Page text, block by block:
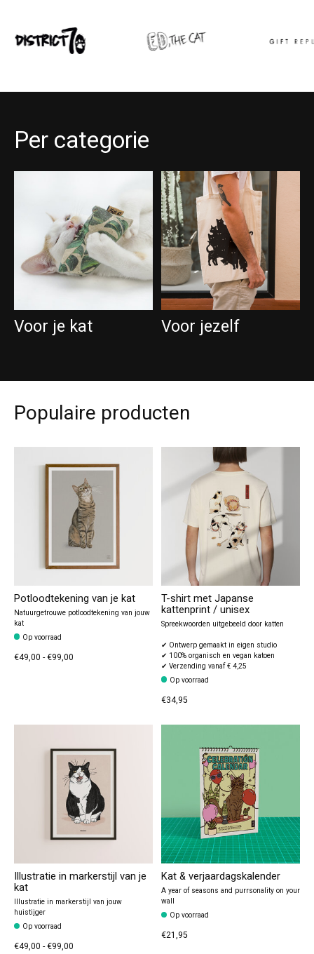
Per categorie
Voor je kat Voor jezelf
Populaire producten
Potloodtekening van je kat
Natuurgetrouwe potloodtekening van jouw
kat
Op voorraad
€49,00 - €99,00
T-shirt met Japanse
kattenprint / unisex
Spreekwoorden uitgebeeld door katten
✔ Ontwerp gemaakt in eigen studio
✔ 100% organisch en vegan katoen
✔ Verzending vanaf € 4,25
Op voorraad
€34,95
Illustratie in markerstijl van je
kat
Illustratie in markerstijl van jouw
huistijger
Op voorraad
€49,00 - €99,00
Kat & verjaardagskalender
A year of seasons and purrsonality on your
wall
Op voorraad
€21,95